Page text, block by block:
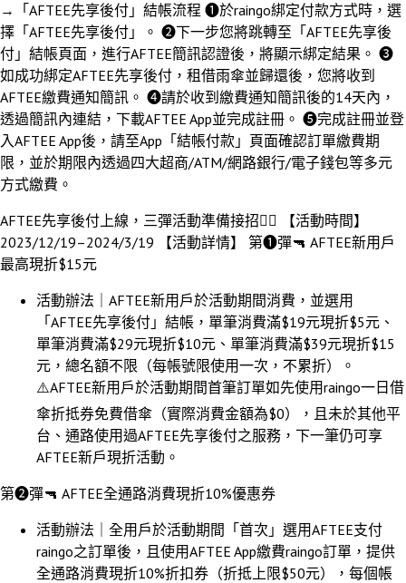
→「AFTEE先享後付」結帳流程 ➊於raingo綁定付款方式時，選
擇「AFTEE先享後付」。 ➋下一步您將跳轉至「AFTEE先享後
付」結帳頁面，進行AFTEE簡訊認證後，將顯示綁定結果。 ➌
如成功綁定AFTEE先享後付，租借雨傘並歸還後，您將收到
AFTEE繳費通知簡訊。 ➍請於收到繳費通知簡訊後的14天內，
透過簡訊內連結，下載AFTEE App並完成註冊。 ➎完成註冊並登
入AFTEE App後，請至App「結帳付款」頁面確認訂單繳費期
限，並於期限內透過四大超商/ATM/網路銀行/電子錢包等多元
方式繳費。
AFTEE先享後付上線，三彈活動準備接招❤️‍🔥 【活動時間】
2023/12/19–2024/3/19 【活動詳情】 第➊彈🔫 AFTEE新用戶
最高現折$15元
活動辦法｜AFTEE新用戶於活動期間消費，並選用
「AFTEE先享後付」結帳，單筆消費滿$19元現折$5元、
單筆消費滿$29元現折$10元、單筆消費滿$39元現折$15
元，總名額不限（每帳號限使用一次，不累折）。
⚠️AFTEE新用戶於活動期間首筆訂單如先使用raingo一日借
傘折抵券免費借傘（實際消費金額為$0），且未於其他平
台、通路使用過AFTEE先享後付之服務，下一筆仍可享
AFTEE新戶現折活動。
第➋彈🔫 AFTEE全通路消費現折10%優惠券
活動辦法｜全用戶於活動期間「首次」選用AFTEE支付
raingo之訂單後，且使用AFTEE App繳費raingo訂單，提供
全通路消費現折10%折扣券（折抵上限$50元），每個帳